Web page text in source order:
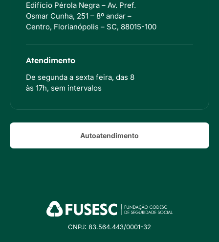
Edifício Pérola Negra – Av. Pref.
Osmar Cunha, 251 – 8º andar –
Centro, Florianópolis – SC, 88015-100
Atendimento
De segunda a sexta feira, das 8
às 17h, sem intervalos
Autoatendimento
CNPJ: 83.564.443/0001-32